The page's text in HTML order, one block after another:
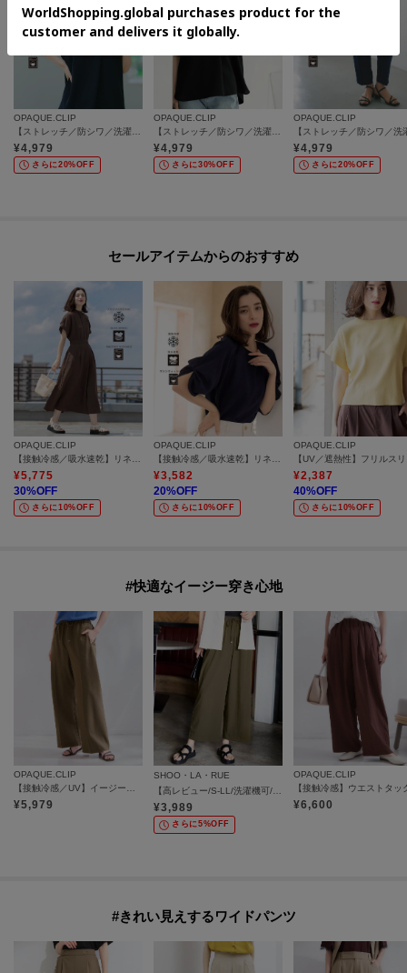
OPAQUE.CLIP
【ストレッチ／防シワ／洗濯機OK】スキッパーブラウス《SS～LL／5col／セットアップ可》
¥4,979
さらに20%OFF
OPAQUE.CLIP
【ストレッチ／防シワ／洗濯機OK】タックスリーブブラウス《SS～LL／6col／セットアップ可》
¥4,979
さらに30%OFF
OPAQUE.CLIP
¥4,979
さらに20%OFF
セールアイテムからのおすすめ
OPAQUE.CLIP
¥5,775
30%OFF
さらに10%OFF
OPAQUE.CLIP
¥3,582
20%OFF
さらに10%OFF
OPAQUE.CLIP
¥2,387
40%OFF
さらに10%OFF
#快適なイージー穿き心地
OPAQUE.CLIP
【接触冷感／UV】イージーパンツ《洗濯機OK／イージーアイロン》
¥5,979
SHOO・LA・RUE
【高レビュー/S-LL/洗濯機可/セットアップ可】着丈選べる 軽凛(かろりん) ひんやりフラップイージーパンツ
¥3,989
さらに5%OFF
OPAQUE.CLIP
¥6,600
#きれい見えするワイドパンツ